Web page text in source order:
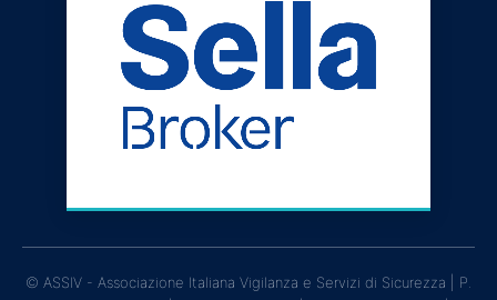
© ASSIV - Associazione Italiana Vigilanza e Servizi di Sicurezza | P.